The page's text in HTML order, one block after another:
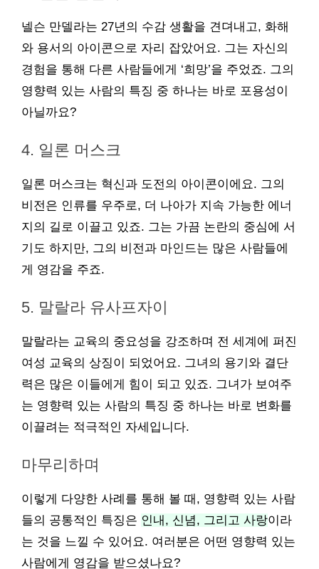
넬슨 만델라는 27년의 수감 생활을 견뎌내고, 화해
와 용서의 아이콘으로 자리 잡았어요. 그는 자신의
경험을 통해 다른 사람들에게 ‘희망’을 주었죠. 그의
영향력 있는 사람의 특징 중 하나는 바로 포용성이
아닐까요?
4. 일론 머스크
일론 머스크는 혁신과 도전의 아이콘이에요. 그의
비전은 인류를 우주로, 더 나아가 지속 가능한 에너
지의 길로 이끌고 있죠. 그는 가끔 논란의 중심에 서
기도 하지만, 그의 비전과 마인드는 많은 사람들에
게 영감을 주죠.
5. 말랄라 유사프자이
말랄라는 교육의 중요성을 강조하며 전 세계에 퍼진
여성 교육의 상징이 되었어요. 그녀의 용기와 결단
력은 많은 이들에게 힘이 되고 있죠. 그녀가 보여주
는 영향력 있는 사람의 특징 중 하나는 바로 변화를
이끌려는 적극적인 자세입니다.
마무리하며
이렇게 다양한 사례를 통해 볼 때, 영향력 있는 사람
들의 공통적인 특징은 인내, 신념, 그리고 사랑이라
는 것을 느낄 수 있어요. 여러분은 어떤 영향력 있는
사람에게 영감을 받으셨나요?